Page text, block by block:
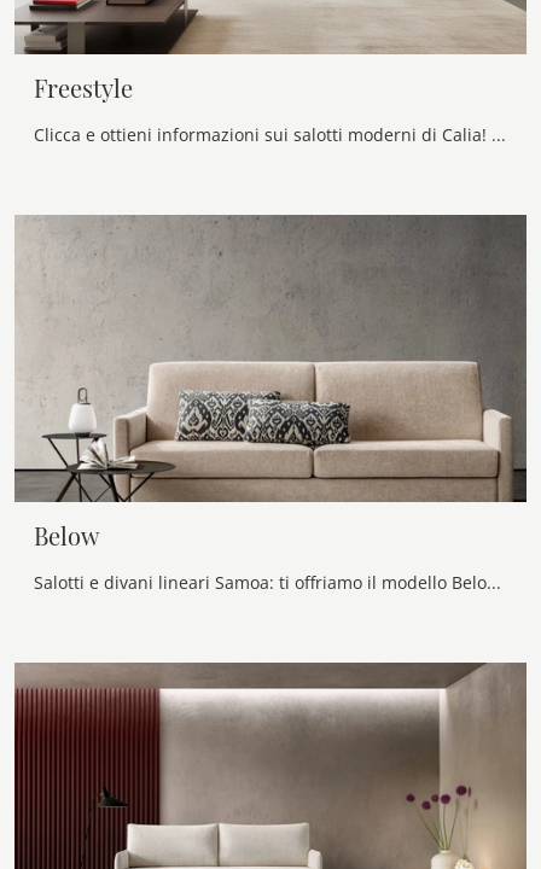
Freestyle
Clicca e ottieni informazioni sui salotti moderni di Calia! Vari modelli di divani, come Freestyle, ti attendono.
Below
Salotti e divani lineari Samoa: ti offriamo il modello Below in tessuto per completare il living.